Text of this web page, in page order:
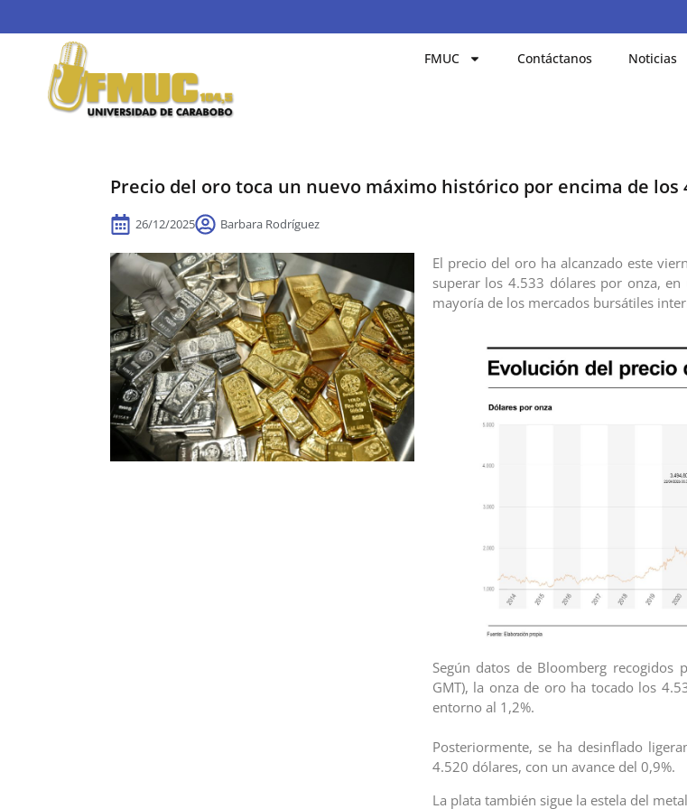
FMUC Contáctanos Noticias
Precio del oro toca un nuevo máximo histórico por encima de los
26/12/2025 Barbara Rodríguez
El precio del oro ha alcanzado este
superar los 4.533 dólares por onza,
mayoría de los mercados bursátiles
Según datos de Bloomberg recogidos
GMT), la onza de oro ha tocado los
entorno al 1,2%.
Posteriormente, se ha desinflado
4.520 dólares, con un avance del 0,9%.
La plata también sigue la estela del